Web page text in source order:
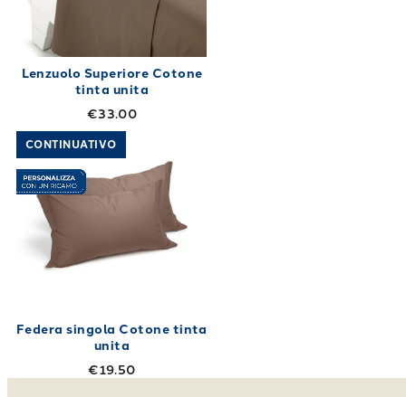
Lenzuolo Superiore Cotone
tinta unita
€33.00
Link to "
CONTINUATIVO
Federa singola Cotone tinta
unita
€19.50